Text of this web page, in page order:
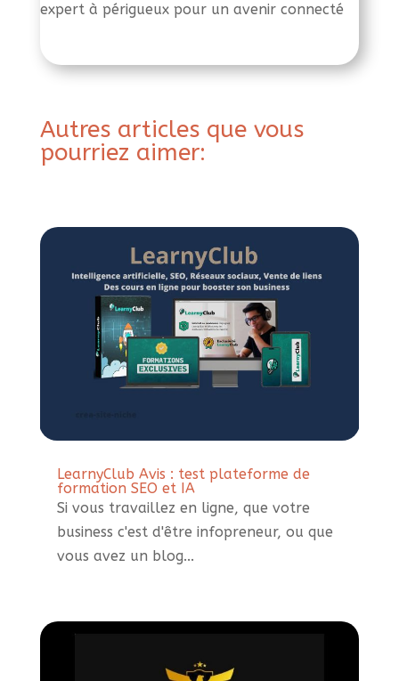
expert à périgueux pour un avenir connecté
Autres articles que vous
pourriez aimer:
LearnyClub Avis : test plateforme de
formation SEO et IA
Si vous travaillez en ligne, que votre
business c'est d'être infopreneur, ou que
vous avez un blog...